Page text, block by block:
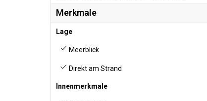
Merkmale
Lage
Meerblick
Direkt am Strand
Innenmerkmale